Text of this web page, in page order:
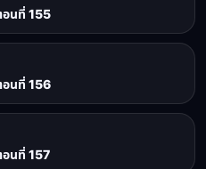
อนที่ 155
อนที่ 156
อนที่ 157